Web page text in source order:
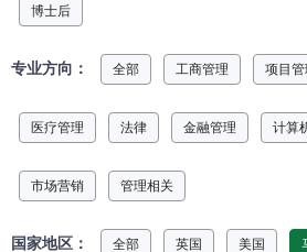
博士后
专业方向： 全部 工商管理 项目管
医疗管理 法律 金融管理 计算
市场营销 管理相关
国家地区： 全部 英国 美国